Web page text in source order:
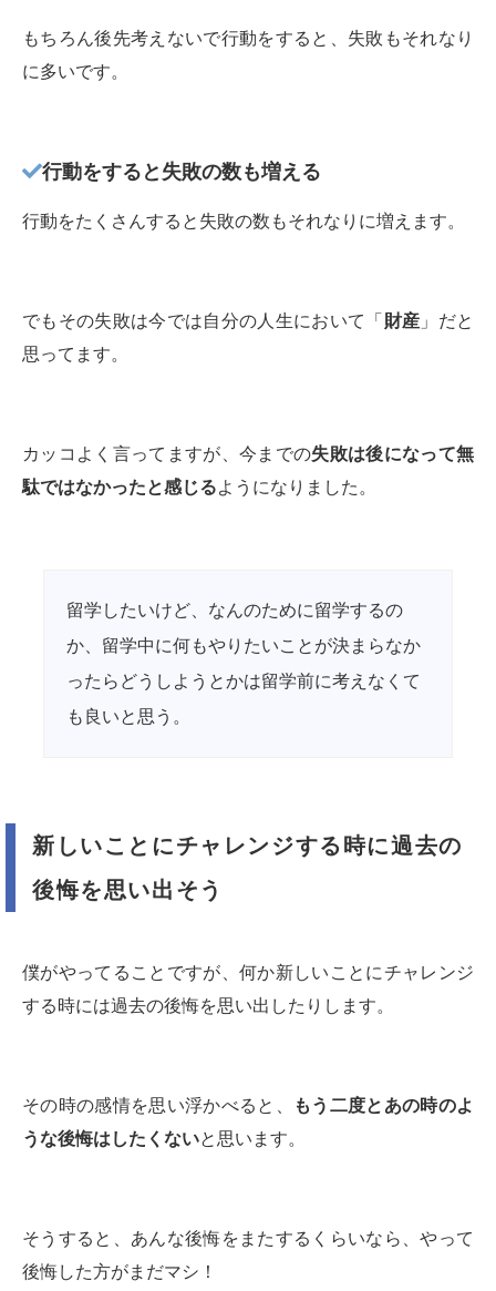
もちろん後先考えないで行動をすると、失敗もそれなり
に多いです。
行動をすると失敗の数も増える
行動をたくさんすると失敗の数もそれなりに増えます。
でもその失敗は今では自分の人生において「 財産 」だと
思ってます。
カッコよく言ってますが、今までの失敗は後になって無
駄ではなかったと感じるようになりました。
留学したいけど、なんのために留学するの
か、留学中に何もやりたいことが決まらなか
ったらどうしようとかは留学前に考えなくて
も良いと思う。
新しいことにチャレンジする時に過去の
後悔を思い出そう
僕がやってることですが、何か新しいことにチャレンジ
する時には過去の後悔を思い出したりします。
その時の感情を思い浮かべると、
もう二度とあの時のよ
うな後悔はしたくないと思います。
そうすると、あんな後悔をまたするくらいなら、やって
後悔した方がまだマシ！